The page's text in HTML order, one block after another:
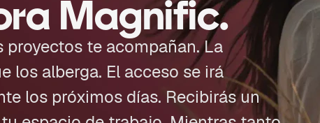
Magnific.
te acompañan. La
los alberga. El acceso se irá
los próximos días. Recibirás un